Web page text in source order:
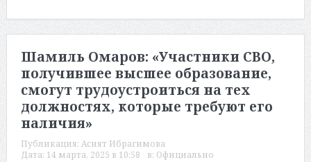
Шамиль Омаров: «Участники СВО,
получившее высшее образование,
смогут трудоустроиться на тех
должностях, которые требуют его
наличия»
Публикация: Асият Ибрагимова
Дата: 14 марта, 2025 в 10:58 в: Официально